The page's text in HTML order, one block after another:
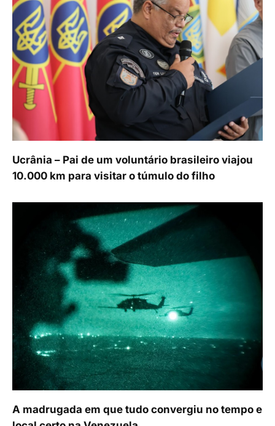
Ucrânia – Pai de um voluntário brasileiro viajou
10.000 km para visitar o túmulo do filho
A madrugada em que tudo convergiu no tempo e